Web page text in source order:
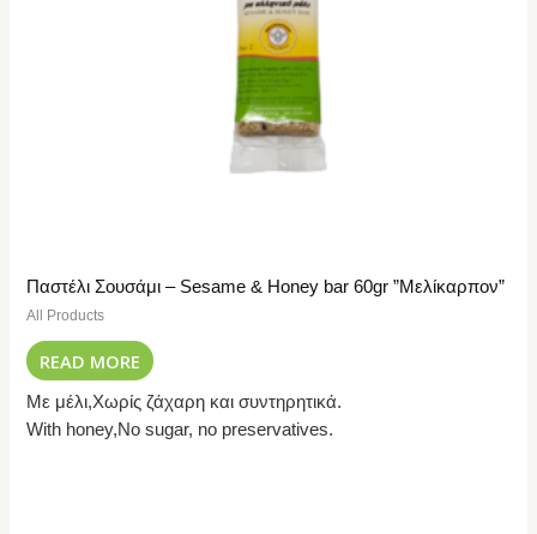
Παστέλι Σουσάμι – Sesame & Honey bar 60gr ”Μελίκαρπον”
All Products
READ MORE
Με μέλι,Χωρίς ζάχαρη και συντηρητικά.
With honey,No sugar, no preservatives.